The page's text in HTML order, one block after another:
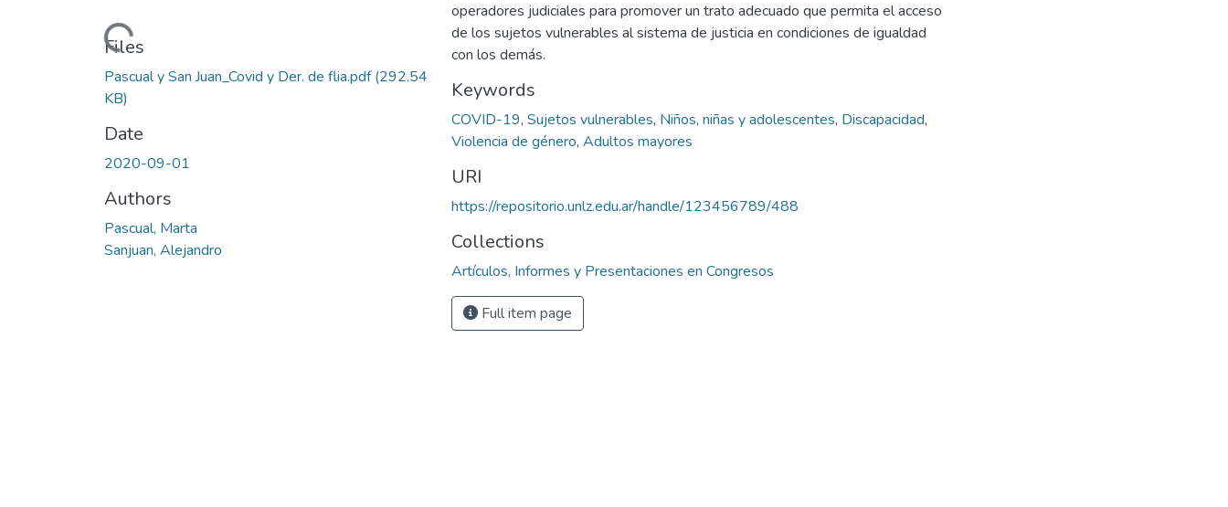
Loading...
Files
Pascual y San Juan_Covid y Der. de flia.pdf(292.54
KB)
Date
2020-09-01
Authors
Pascual, Marta
Sanjuan, Alejandro
operadores judiciales para promover un trato adecuado que permita el acceso
de los sujetos vulnerables al sistema de justicia en condiciones de igualdad
con los demás.
Keywords
COVID-19, Sujetos vulnerables, Niños, niñas y adolescentes, Discapacidad,
Violencia de género, Adultos mayores
URI
https://repositorio.unlz.edu.ar/handle/123456789/488
Collections
Artículos, Informes y Presentaciones en Congresos
Full item page